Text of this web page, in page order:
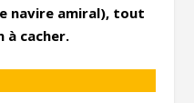
navire amiral), tout
à cacher.